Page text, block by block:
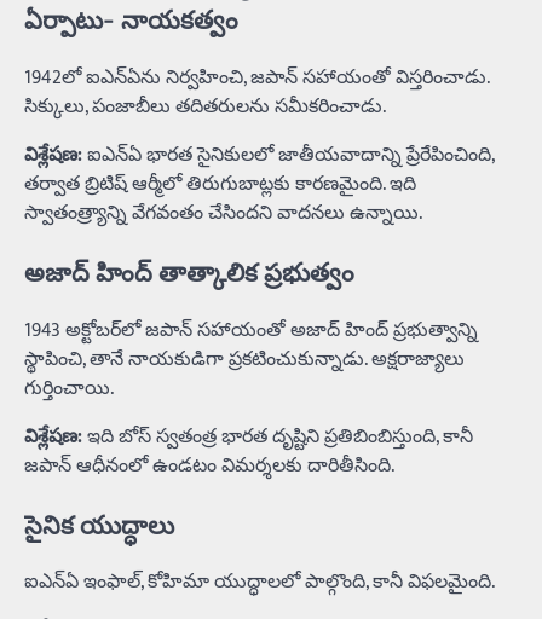
ఏర్పాటు- నాయకత్వం
1942లో ఐఎన్‌ఏను నిర్వహించి, జపాన్ సహాయంతో విస్తరించాడు.
సిక్కులు, పంజాబీలు తదితరులను సమీకరించాడు.
విశ్లేషణ:ఐఎన్‌ఏ భారత సైనికులలో జాతీయవాదాన్ని ప్రేరేపించింది,
తర్వాత బ్రిటిష్ ఆర్మీలో తిరుగుబాట్లకు కారణమైంది. ఇది
స్వాతంత్ర్యాన్ని వేగవంతం చేసిందని వాదనలు ఉన్నాయి.
అజాద్ హింద్ తాత్కాలిక ప్రభుత్వం
1943 అక్టోబర్‌లో జపాన్ సహాయంతో అజాద్ హింద్ ప్రభుత్వాన్ని
స్థాపించి, తానే నాయకుడిగా ప్రకటించుకున్నాడు. అక్షరాజ్యాలు
గుర్తించాయి.
విశ్లేషణ:ఇది బోస్ స్వతంత్ర భారత దృష్టిని ప్రతిబింబిస్తుంది, కానీ
జపాన్ ఆధీనంలో ఉండటం విమర్శలకు దారితీసింది.
సైనిక యుద్ధాలు
ఐఎన్‌ఏ ఇంఫాల్, కోహిమా యుద్ధాలలో పాల్గొంది, కానీ విఫలమైంది.